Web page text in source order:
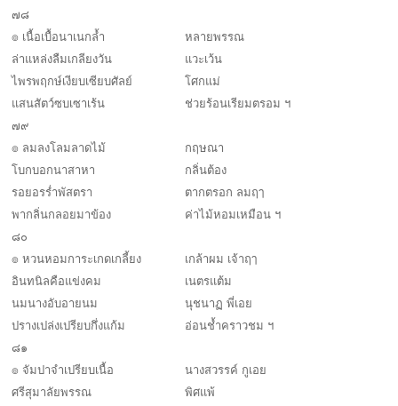
๗๘
๏ เนื้อเบื้อนาเนกล้ำ
หลายพรรณ
ล่าแหล่งลืมเกลียงวัน
แวะเว้น
ไพรพฤกษ์เงียบเซียบศัลย์
โศกแม่
แสนสัตว์ซบเซาเร้น
ช่วยร้อนเรียมตรอม ฯ
๗๙
๏ ลมลงโลมลาดไม้
กฤษณา
โบกบอกนาสาหา
กลิ่นต้อง
รอยอรร่ำพัสตรา
ตากตรอก ลมฤๅ
พากลิ่นกลอยมาข้อง
ค่าไม้หอมเหมือน ฯ
๘๐
๏ หวนหอมการะเกดเกลี้ยง
เกล้าผม เจ้าฤๅ
อินทนิลคือแข่งคม
เนตรแต้ม
นมนางอับอายนม
นุชนาฏ พี่เอย
ปรางเปล่งเปรียบกึ่งแก้ม
อ่อนช้ำคราวชม ฯ
๘๑
๏ จัมปาจำเปรียบเนื้อ
นางสวรรค์ กูเอย
ศรีสุมาลัยพรรณ
พิศแพ้